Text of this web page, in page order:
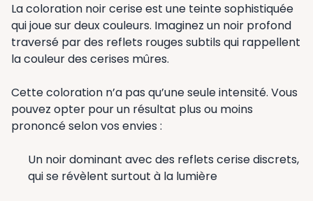
La coloration noir cerise est une teinte sophistiquée
qui joue sur deux couleurs. Imaginez un noir profond
traversé par des reflets rouges subtils qui rappellent
la couleur des cerises mûres.
Cette coloration n’a pas qu’une seule intensité. Vous
pouvez opter pour un résultat plus ou moins
prononcé selon vos envies :
Un noir dominant avec des reflets cerise discrets,
qui se révèlent surtout à la lumière